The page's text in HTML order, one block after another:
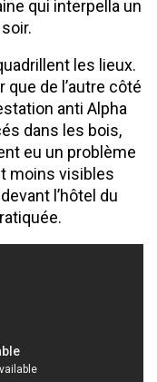
qui interpella un
les lieux.
de l’autre côté
anti Alpha
dans les bois,
eu un problème
moins visibles
l’hôtel du